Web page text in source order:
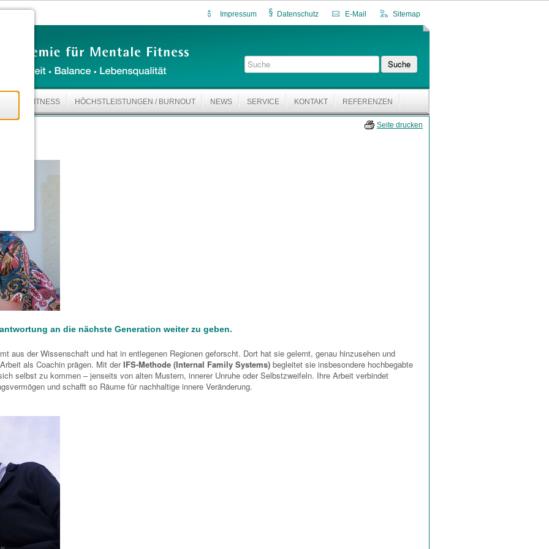
Impressum Datenschutz E-Mail Sitemap
Suche
FITNESS HÖCHSTLEISTUNGEN / BURNOUT NEWS SERVICE KONTAKT REFERENZEN
an die nächste Generation weiter zu geben.
aus der Wissenschaft und hat in entlegenen Regionen geforscht. Dort hat sie gelernt, genau hinzusehen und
als Coachin prägen. Mit derIFS-Methode (Internal Family Systems) begleitet sie insbesondere hochbegabte
selbst zu kommen – jenseits von alten Mustern, innerer Unruhe oder Selbstzweifeln. Ihre Arbeit verbindet
und schafft so Räume für nachhaltige innere Veränderung.
Seite drucken